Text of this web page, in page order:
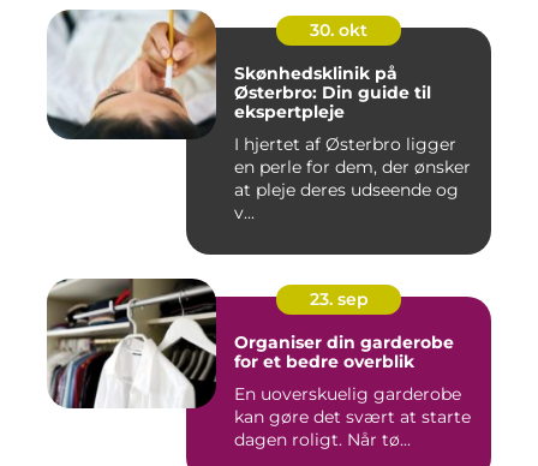
30. okt
Skønhedsklinik på
Østerbro: Din guide til
ekspertpleje
I hjertet af Østerbro ligger
en perle for dem, der ønsker
at pleje deres udseende og
v...
23. sep
Organiser din garderobe
for et bedre overblik
En uoverskuelig garderobe
kan gøre det svært at starte
dagen roligt. Når tø...